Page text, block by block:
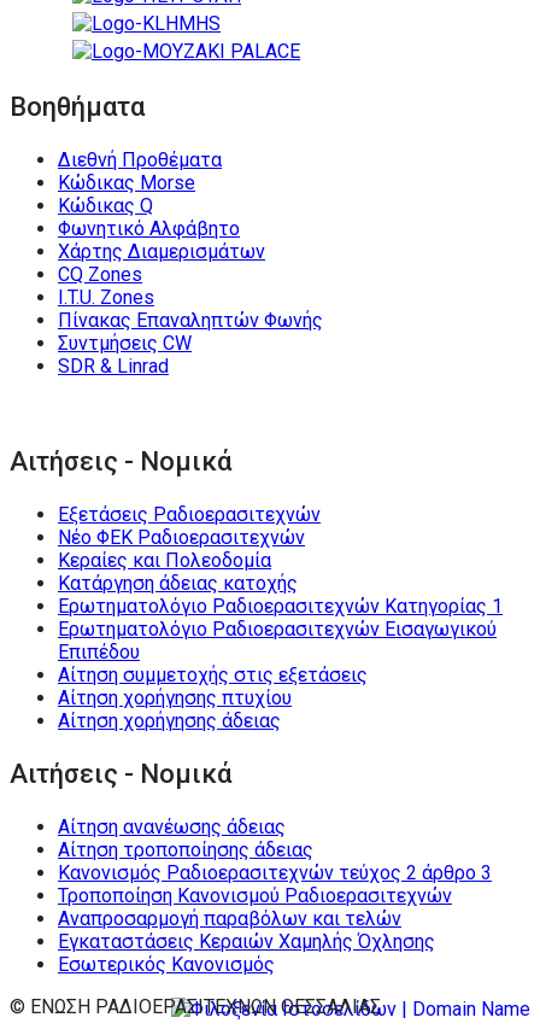
Βοηθήματα
Διεθνή Προθέματα
Κώδικας Morse
Κώδικας Q
Φωνητικό Αλφάβητο
Χάρτης Διαμερισμάτων
CQ Zones
I.T.U. Zones
Πίνακας Επαναληπτών Φωνής
Συντμήσεις CW
SDR & Linrad
Αιτήσεις - Νομικά
Εξετάσεις Ραδιοερασιτεχνών
Νέο ΦΕΚ Ραδιοερασιτεχνών
Κεραίες και Πολεοδομία
Κατάργηση άδειας κατοχής
Ερωτηματολόγιο Ραδιοερασιτεχνών Κατηγορίας 1
Ερωτηματολόγιο Ραδιοερασιτεχνών Εισαγωγικού
Επιπέδου
Αίτηση συμμετοχής στις εξετάσεις
Αίτηση χορήγησης πτυχίου
Αίτηση χορήγησης άδειας
Αιτήσεις - Νομικά
Αίτηση ανανέωσης άδειας
Αίτηση τροποποίησης άδειας
Κανονισμός Ραδιοερασιτεχνών τεύχος 2 άρθρο 3
Τροποποίηση Κανονισμού Ραδιοερασιτεχνών
Αναπροσαρμογή παραβόλων και τελών
Εγκαταστάσεις Κεραιών Χαμηλής Όχλησης
Εσωτερικός Κανονισμός
© ΕΝΩΣΗ ΡΑΔΙΟΕΡΑΣΙΤΕΧΝΩΝ ΘΕΣΣΑΛΙΑΣ